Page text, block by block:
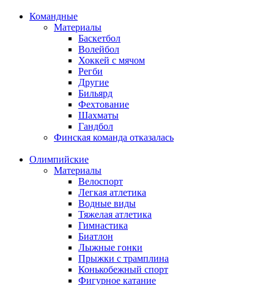
Командные
Материалы
Баскетбол
Волейбол
Хоккей с мячом
Регби
Другие
Бильярд
Фехтование
Шахматы
Гандбол
Финская команда отказалась
Олимпийские
Материалы
Велоспорт
Легкая атлетика
Водные виды
Тяжелая атлетика
Гимнастика
Биатлон
Лыжные гонки
Прыжки с трамплина
Конькобежный спорт
Фигурное катание